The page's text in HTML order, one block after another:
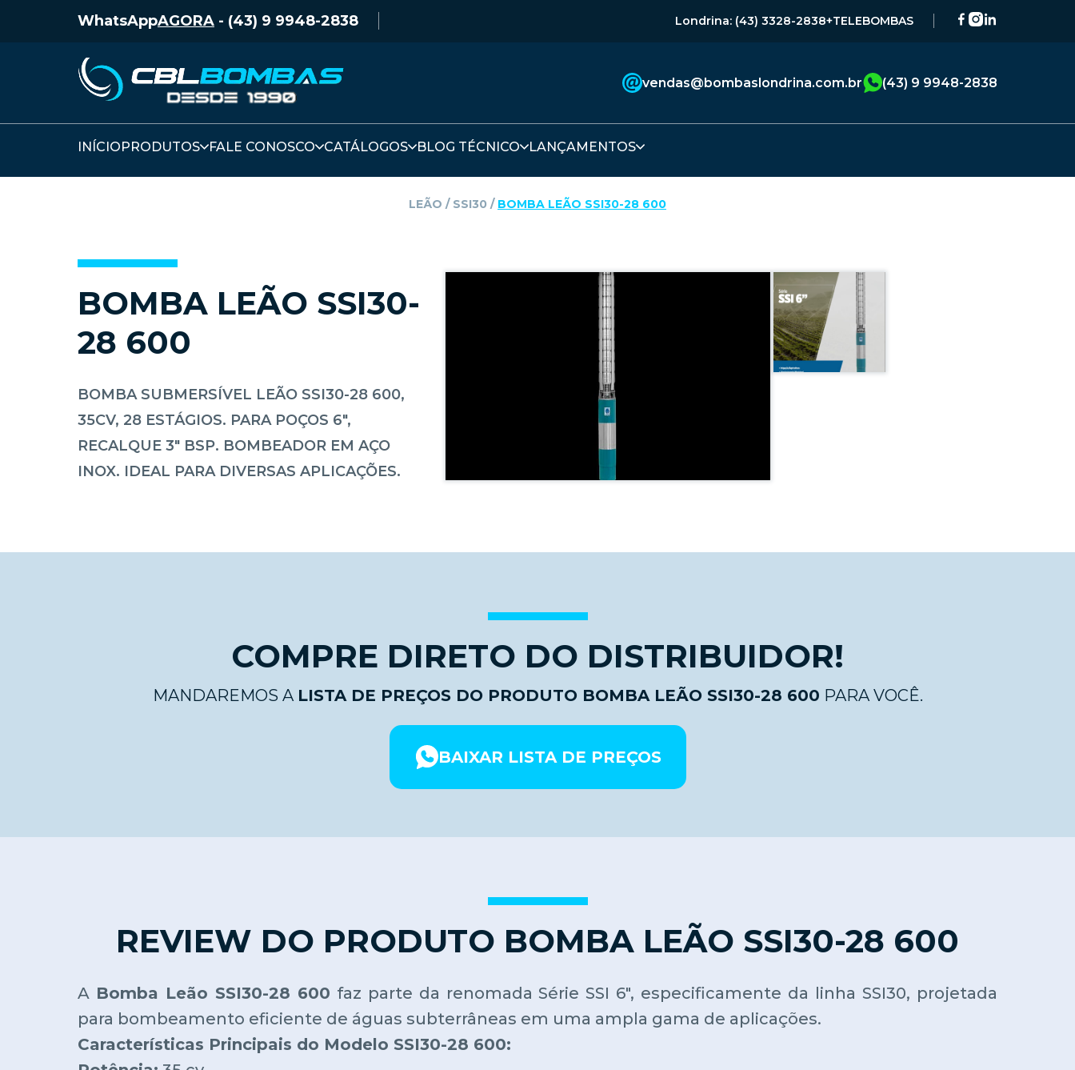
WhatsAppAGORA - (43) 9 9948-2838 Londrina: (43) 3328-2838+TELEBOMBAS
vendas@bombaslondrina.com.br (43) 9 9948-2838
INÍCIOPRODUTOS FALE CONOSCO CATÁLOGOS BLOG TÉCNICO LANÇAMENTOS
LEÃO ‎ / ‎ SSI30 ‎ / ‎ BOMBA LEÃO SSI30-28 600
BOMBA LEÃO SSI30-
28 600
BOMBA SUBMERSÍVEL LEÃO SSI30-28 600,
35CV, 28 ESTÁGIOS. PARA POÇOS 6",
RECALQUE 3" BSP. BOMBEADOR EM AÇO
INOX. IDEAL PARA DIVERSAS APLICAÇÕES.
COMPRE DIRETO DO DISTRIBUIDOR!
MANDAREMOS A LISTA DE PREÇOS DO PRODUTO BOMBA LEÃO SSI30-28 600 PARA VOCÊ.
BAIXAR LISTA DE PREÇOS
REVIEW DO PRODUTO BOMBA LEÃO SSI30-28 600
A Bomba Leão SSI30-28 600 faz parte da renomada Série SSI 6", especificamente da linha SSI30, projetada
para bombeamento eficiente de águas subterrâneas em uma ampla gama de aplicações.
Características Principais do Modelo SSI30-28 600: